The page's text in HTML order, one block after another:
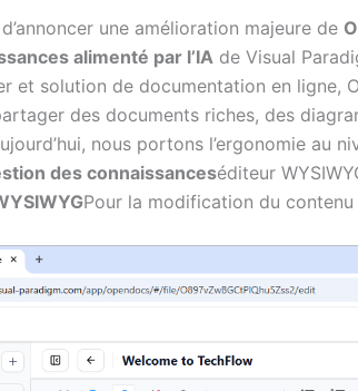
une amélioration majeure de
alimenté par l’IA de Visual
et solution de documentation en ligne,
des documents riches, des
nous portons l’ergonomie au
des connaissanceséditeur
Pour la modification du contenu